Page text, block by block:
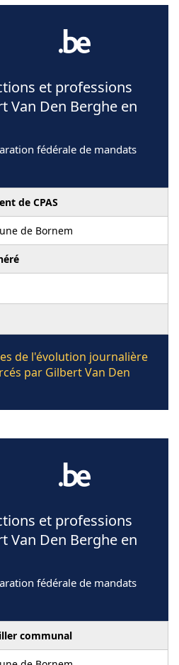
et professions
Van Den Berghe en
fédérale de mandats
de CPAS
de Bornem
de l'évolution journalière
par Gilbert Van Den
et professions
Van Den Berghe en
fédérale de mandats
communal